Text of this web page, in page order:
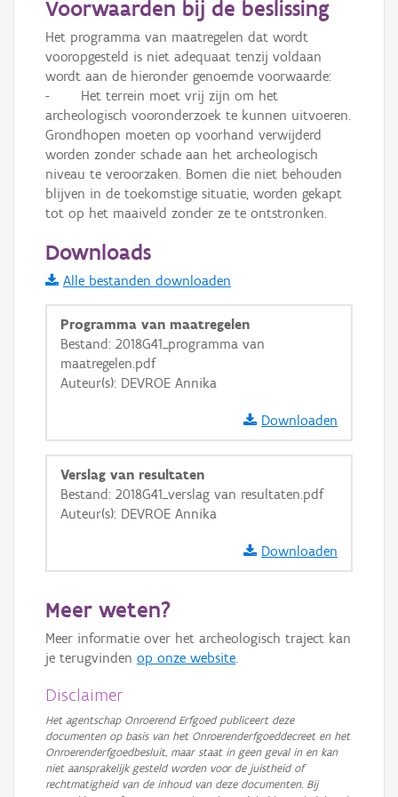
Informatie Vlaanderen
i
+ −
Basis Lagen
Ortho
GRB-Basiskaart
GRB-Basiskaart in grijswaarden
Voorwaarden bij de beslissing
Het programma van maatregelen dat wordt
vooropgesteld is niet adequaat tenzij voldaan
wordt aan de hieronder genoemde voorwaarde:
-	Het terrein moet vrij zijn om het
archeologisch vooronderzoek te kunnen uitvoeren.
Grondhopen moeten op voorhand verwijderd
worden zonder schade aan het archeologisch
niveau te veroorzaken. Bomen die niet behouden
blijven in de toekomstige situatie, worden gekapt
tot op het maaiveld zonder ze te ontstronken.
Downloads
Alle bestanden downloaden
Programma van maatregelen
Bestand: 2018G41_programma van
maatregelen.pdf
Auteur(s): DEVROE Annika
Downloaden
Verslag van resultaten
Bestand: 2018G41_verslag van resultaten.pdf
Auteur(s): DEVROE Annika
Downloaden
Meer weten?
Meer informatie over het archeologisch traject kan
je terugvinden op onze website.
Disclaimer
Het agentschap Onroerend Erfgoed publiceert deze
documenten op basis van het Onroerenderfgoeddecreet en het
Onroerenderfgoedbesluit, maar staat in geen geval in en kan
niet aansprakelijk gesteld worden voor de juistheid of
rechtmatigheid van de inhoud van deze documenten. Bij